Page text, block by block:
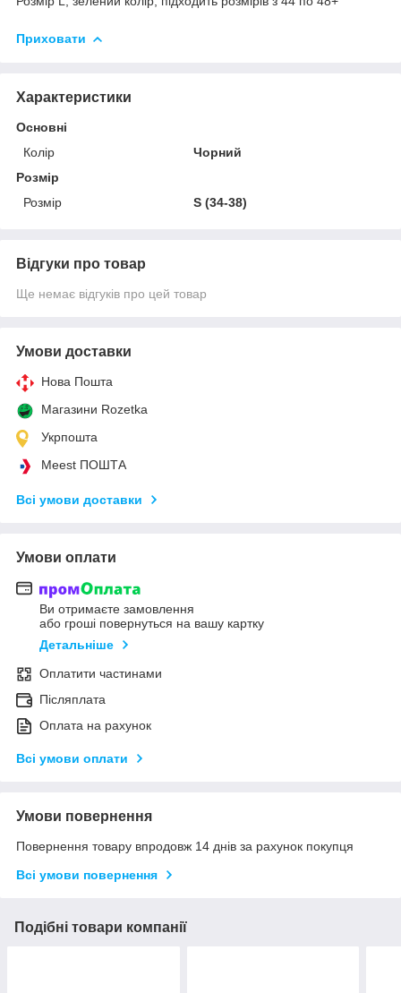
Приховати
Характеристики
Основні
Колір
Чорний
Розмір
Розмір
S (34-38)
Відгуки про товар
Ще немає відгуків про цей товар
Умови доставки
Нова Пошта
Магазини Rozetka
Укрпошта
Meest ПОШТА
Всі умови доставки
Умови оплати
Ви отримаєте замовлення
або гроші повернуться на вашу картку
Детальніше
Оплатити частинами
Післяплата
Оплата на рахунок
Всі умови оплати
Умови повернення
Повернення товару впродовж 14 днів за рахунок покупця
Всі умови повернення
Подібні товари компанії